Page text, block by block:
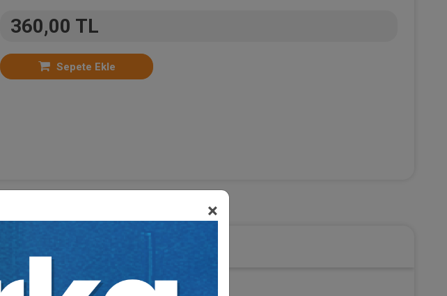
×
360,00 TL
Sepete Ekle
Tüketici Hukuku